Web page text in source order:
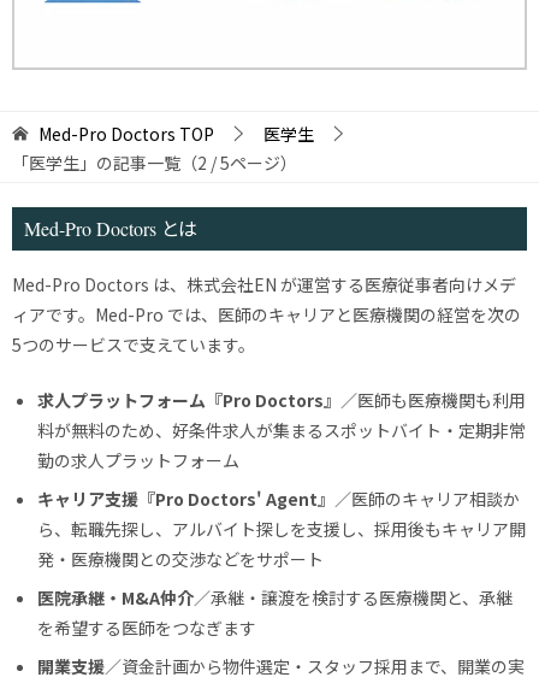
Med-Pro Doctors TOP
医学生
「医学生」の記事一覧（2 / 5ページ）
Med-Pro Doctors とは
Med-Pro Doctors は、株式会社EN が運営する医療従事者向けメデ
ィアです。Med-Pro では、医師のキャリアと医療機関の経営を次の
5つのサービスで支えています。
求人プラットフォーム『Pro Doctors』 ／医師も医療機関も利用
料が無料のため、好条件求人が集まるスポットバイト・定期非常
勤の求人プラットフォーム
キャリア支援『Pro Doctors' Agent』 ／医師のキャリア相談か
ら、転職先探し、アルバイト探しを支援し、採用後もキャリア開
発・医療機関との交渉などをサポート
医院承継・M&A仲介／承継・譲渡を検討する医療機関と、承継
を希望する医師をつなぎます
開業支援／資金計画から物件選定・スタッフ採用まで、開業の実